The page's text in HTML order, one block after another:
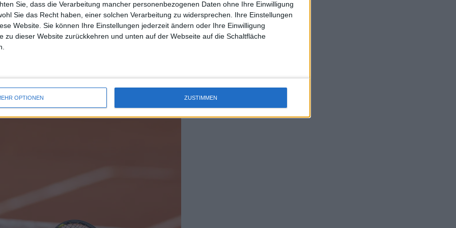
Sie, dass die Verarbeitung mancher personenbezogenen Daten ohne Ihre Einwilligung
Sie das Recht haben, einer solchen Verarbeitung zu widersprechen. Ihre Einstellungen
Website. Sie können Ihre Einstellungen jederzeit ändern oder Ihre Einwilligung
zu dieser Website zurückkehren und unten auf der Webseite auf die Schaltfläche
OPTIONEN ZUSTIMMEN
20 der Weltrangliste bringt.
war aber auch in dieser Woche
Draper verlor 190 Punkte und
vor. Das ist bisher die beste
Auger-Aliassime ist nach dem
18 der Weltrangliste gestiegen.
uss J-L-Struff wahrscheinlich morge 3 Spiele absolvieren (2.
mal Einzel 1x Doppel) dank der hervorragenden Unterstützung
des Kommentators für F-A-A